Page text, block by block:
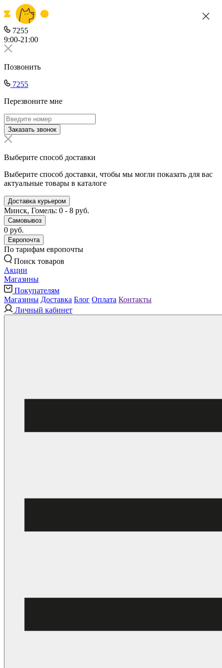
7255
9:00-21:00
Позвонить
7255
Перезвоните мне
Заказать звонок
Выберите способ доставки
Выберите способ доставки, чтобы мы могли показать для вас
актуальные товары в каталоге
Доставка курьером
Минск, Гомель: 0 - 8 руб.
Самовывоз
0 руб.
Европочта
По тарифам европочты
Поиск товаров
Акции
Магазины
Покупателям
Магазины Доставка Блог Оплата Контакты
Личный кабинет